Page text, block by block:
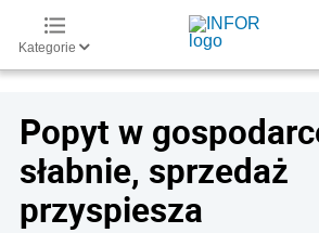
Kategorie
Popyt w
słabnie, sprzedaż
przyspiesza